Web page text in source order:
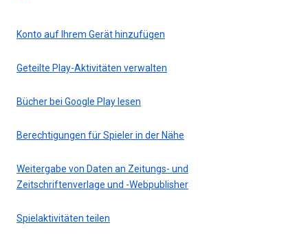
Konto auf Ihrem Gerät hinzufügen
Geteilte Play-Aktivitäten verwalten
Bücher bei Google Play lesen
Berechtigungen für Spieler in der Nähe
Weitergabe von Daten an Zeitungs- und
Zeitschriftenverlage und -Webpublisher
Spielaktivitäten teilen